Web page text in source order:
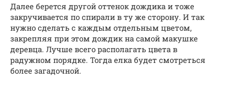
Далее берется другой оттенок дождика и тоже
закручивается по спирали в ту же сторону. И так
нужно сделать с каждым отдельным цветом,
закрепляя при этом дождик на самой макушке
деревца. Лучше всего располагать цвета в
радужном порядке. Тогда елка будет смотреться
более загадочной.